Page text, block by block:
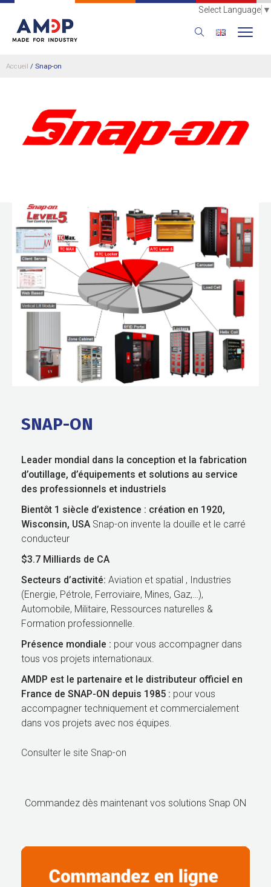
Select Language ▼
Accueil / Snap-on
SNAP-ON
Leader mondial dans la conception et la fabrication
d’outillage, d’équipements et solutions au service
des professionnels et industriels
Bientôt 1 siècle d’existence : création en 1920,
Wisconsin, USA Snap-on invente la douille et le carré
conducteur
$3.7 Milliards de CA
Secteurs d’activité: Aviation et spatial , Industries
(Energie, Pétrole, Ferroviaire, Mines, Gaz,…),
Automobile, Militaire, Ressources naturelles &
Formation professionnelle.
Présence mondiale : pour vous accompagner dans
tous vos projets internationaux.
AMDP est le partenaire et le distributeur officiel en
France de SNAP-ON depuis 1985 : pour vous
accompagner techniquement et commercialement
dans vos projets avec nos équipes.
Consulter le site Snap-on
Commandez dès maintenant vos solutions Snap ON